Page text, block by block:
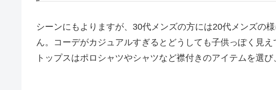
シーンにもよりますが、30代メンズの方には20代メンズの
ん。コーデがカジュアルすぎるとどうしても子供っぽく見
トップスはポロシャツやシャツなど襟付きのアイテムを選